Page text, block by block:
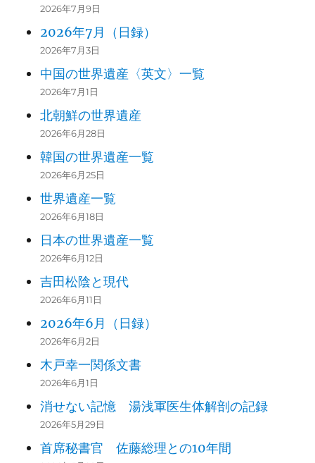
2026年7月9日
2026年7月（日録）
2026年7月3日
中国の世界遺産〈英文〉一覧
2026年7月1日
北朝鮮の世界遺産
2026年6月28日
韓国の世界遺産一覧
2026年6月25日
世界遺産一覧
2026年6月18日
日本の世界遺産一覧
2026年6月12日
吉田松陰と現代
2026年6月11日
2026年6月（日録）
2026年6月2日
木戸幸一関係文書
2026年6月1日
消せない記憶 湯浅軍医生体解剖の記録
2026年5月29日
首席秘書官 佐藤総理との10年間